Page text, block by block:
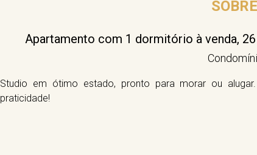
Apartamento com 1 dormitório à venda,
Studio em ótimo estado, pronto para morar ou
praticidade!